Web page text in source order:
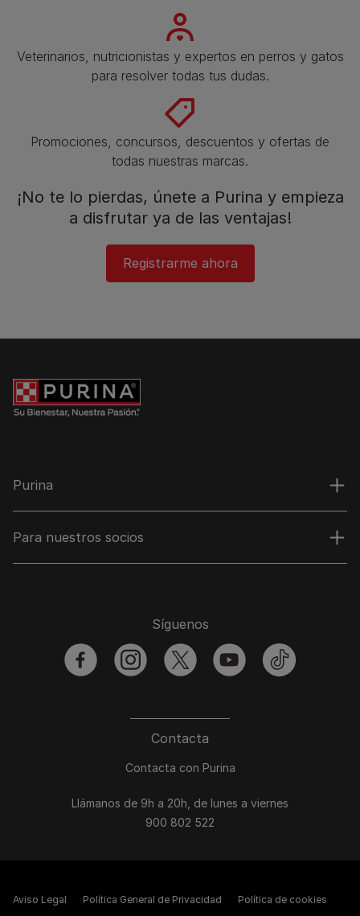
Veterinarios, nutricionistas y expertos en perros y gatos
para resolver todas tus dudas.​
Promociones, concursos, descuentos y ofertas de
todas nuestras marcas.​
¡No te lo pierdas, únete a Purina y empieza
a disfrutar ya de las ventajas!​
Registrarme ahora
Purina
Para nuestros socios
Contacta
Contacta con Purina
Llámanos de 9h a 20h, de lunes a viernes
900 802 522
Síguenos
facebookinstagramtwitter youtubetiktok
Aviso Legal Política General de Privacidad Política de cookies